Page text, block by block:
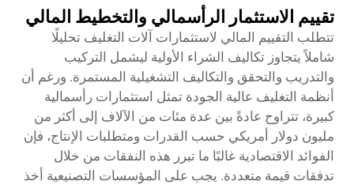
تقييم الاستثمار الرأسمالي والتخطيط المالي
تتطلب التقييم المالي لاستثمارات آلات التغليف تحليلًا
شاملاً يتجاوز تكاليف الشراء الأولية ليشمل التركيب
والتدريب والتحقق والتكاليف التشغيلية المستمرة. ورغم أن
أنظمة التغليف عالية الجودة تمثل استثمارات رأسمالية
كبيرة، تتراوح عادةً بين عدة مئات من الآلاف إلى أكثر من
مليون دولار أمريكي حسب القدرات ومتطلبات الإنتاج، فإن
الفوائد الاقتصادية غالبًا ما تبرر هذه النفقات من خلال
تدفقات قيمة متعددة. يجب على المؤسسات التصنيعية أخذ